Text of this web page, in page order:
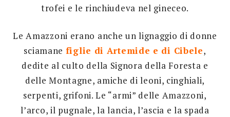
trofei e le rinchiudeva nel gineceo.
Le Amazzoni erano anche un lignaggio di donne
sciamane figlie di Artemide e di Cibele,
dedite al culto della Signora della Foresta e
delle Montagne, amiche di leoni, cinghiali,
serpenti, grifoni. Le “armi” delle Amazzoni,
l’arco, il pugnale, la lancia, l’ascia e la spada